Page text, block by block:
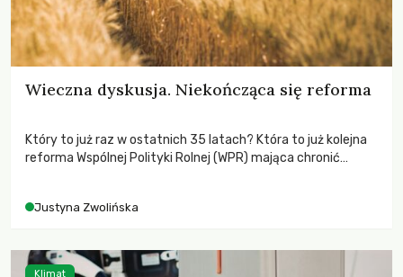
Wieczna dyskusja. Niekończąca się reforma
Który to już raz w ostatnich 35 latach? Która to już kolejna
reforma Wspólnej Polityki Rolnej (WPR) mająca chronić
Justyna Zwolińska
Klimat